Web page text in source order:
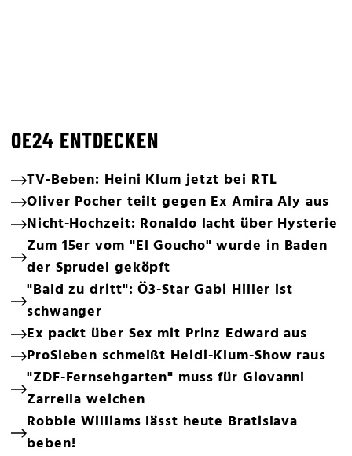
OE24 ENTDECKEN
TV-Beben: Heini Klum jetzt bei RTL
Oliver Pocher teilt gegen Ex Amira Aly aus
Nicht-Hochzeit: Ronaldo lacht über Hysterie
Zum 15er vom "El Goucho" wurde in Baden
der Sprudel geköpft
"Bald zu dritt": Ö3-Star Gabi Hiller ist
schwanger
Ex packt über Sex mit Prinz Edward aus
ProSieben schmeißt Heidi-Klum-Show raus
"ZDF-Fernsehgarten" muss für Giovanni
Zarrella weichen
Robbie Williams lässt heute Bratislava
beben!